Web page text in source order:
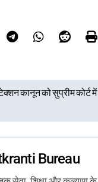
कानून को सुप्रीम कोर्ट
Bureau